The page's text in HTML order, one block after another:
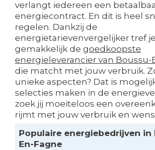
verlangt iedereen een
energiecontract. En dit is heel
regelen. Dankzij de
energietarievenvergelijker tref je
gemakkelijk de goedkoopste
energieleverancier van Boussu-
die matcht met jouw verbruik.
unieke aspecten? Dat is
selecties maken in de
zoek jij moeiteloos een
rijmt met jouw verbruik en
Populaire energiebedrijven in
En-Fagne